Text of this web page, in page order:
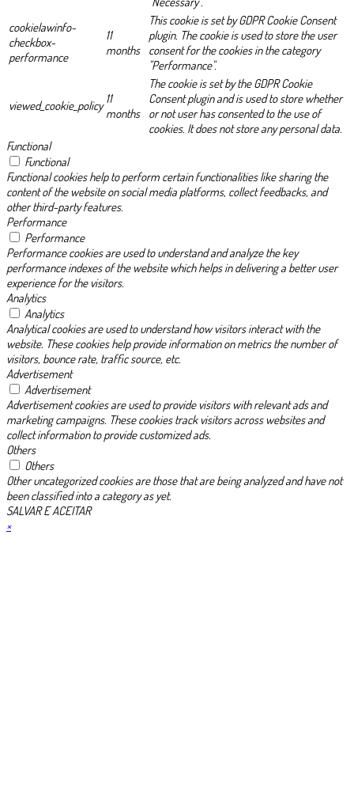
cookielawinfo-
checkbox-
performance
11
months
This cookie is set by GDPR Cookie Consent
plugin. The cookie is used to store the user
consent for the cookies in the category
"Performance".
viewed_cookie_policy 11
months
The cookie is set by the GDPR Cookie
Consent plugin and is used to store whether
or not user has consented to the use of
cookies. It does not store any personal data.
Functional
Functional
Functional cookies help to perform certain functionalities like sharing the
content of the website on social media platforms, collect feedbacks, and
other third-party features.
Performance
Performance
Performance cookies are used to understand and analyze the key
performance indexes of the website which helps in delivering a better user
experience for the visitors.
Analytics
Analytics
Analytical cookies are used to understand how visitors interact with the
website. These cookies help provide information on metrics the number of
visitors, bounce rate, traffic source, etc.
Advertisement
Advertisement
Advertisement cookies are used to provide visitors with relevant ads and
marketing campaigns. These cookies track visitors across websites and
collect information to provide customized ads.
Others
Others
Other uncategorized cookies are those that are being analyzed and have not
been classified into a category as yet.
SALVAR E ACEITAR
×